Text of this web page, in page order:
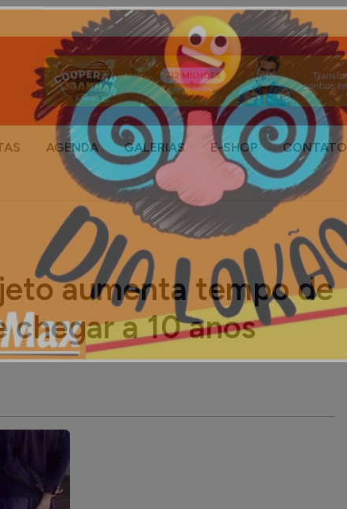
AGENDA GALERIAS E-SHOP CONTATO
aumenta tempo de
a 10 anos